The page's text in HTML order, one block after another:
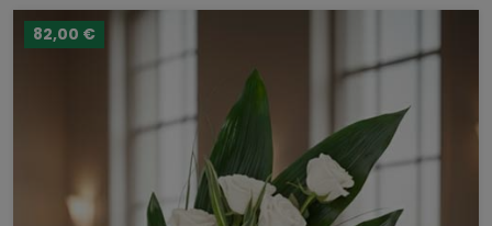
82,00 €